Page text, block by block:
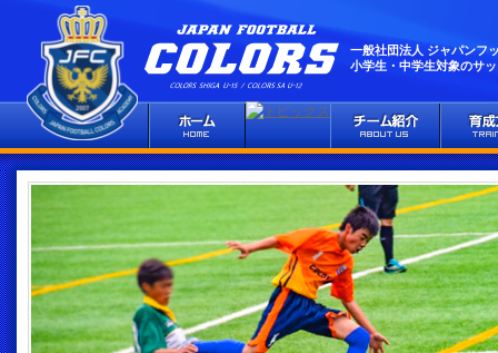
一般社団法人 ジャパンフ
小学生・中学生対象のサ